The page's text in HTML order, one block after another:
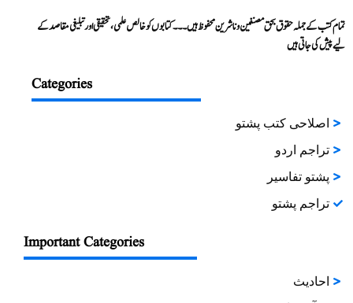
93 سورۃ الضحٰی
96
98
تمام کتب کے جملہ حقوق بحق مصنفین و ناشرین محفوظ ہیں۔۔۔ کتابوں کو خالص علمی، تحقیقی اور تبلیغی مقاصد کے
لیے پیش کی جاتی ہیں
Categories
اصلاحی کتب پشتو
تراجم اردو
پشتو تفاسیر
تراجم پشتو
Important Categories
احادیث